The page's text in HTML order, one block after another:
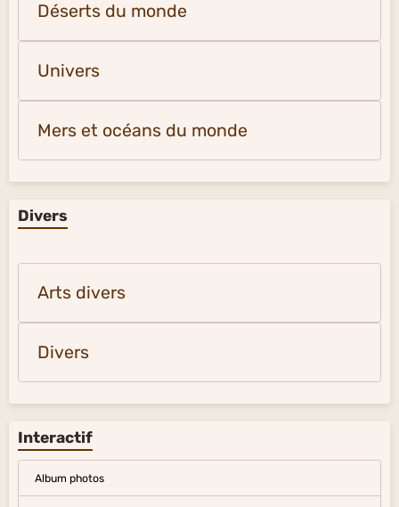
Déserts du monde
Univers
Mers et océans du monde
Divers
Arts divers
Divers
Interactif
Album photos